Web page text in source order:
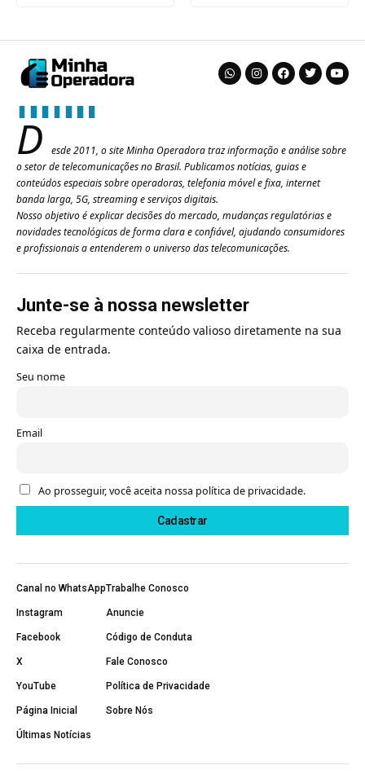
D
esde 2011, o site Minha Operadora traz informação e análise sobre
o setor de telecomunicações no Brasil. Publicamos notícias, guias e
conteúdos especiais sobre operadoras, telefonia móvel e fixa, internet
banda larga, 5G, streaming e serviços digitais.
Nosso objetivo é explicar decisões do mercado, mudanças regulatórias e
novidades tecnológicas de forma clara e confiável, ajudando consumidores
e profissionais a entenderem o universo das telecomunicações.
Junte-se à nossa newsletter
Receba regularmente conteúdo valioso diretamente na sua
caixa de entrada.
Seu nome
Email
Ao prosseguir, você aceita nossa política de privacidade.
Canal no WhatsApp
Instagram
Facebook
X
YouTube
Página Inicial
Últimas Notícias
Trabalhe Conosco
Anuncie
Código de Conduta
Fale Conosco
Política de Privacidade
Sobre Nós